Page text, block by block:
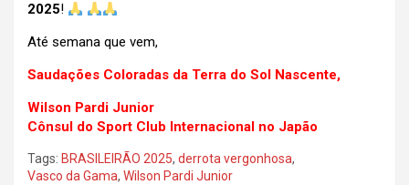
2025!
Até semana que vem,
Saudações Coloradas da Terra do Sol Nascente,
Wilson Pardi Junior
Cônsul do Sport Club Internacional no Japão
Tags: BRASILEIRÃO 2025, derrota vergonhosa,
Vasco da Gama, Wilson Pardi Junior